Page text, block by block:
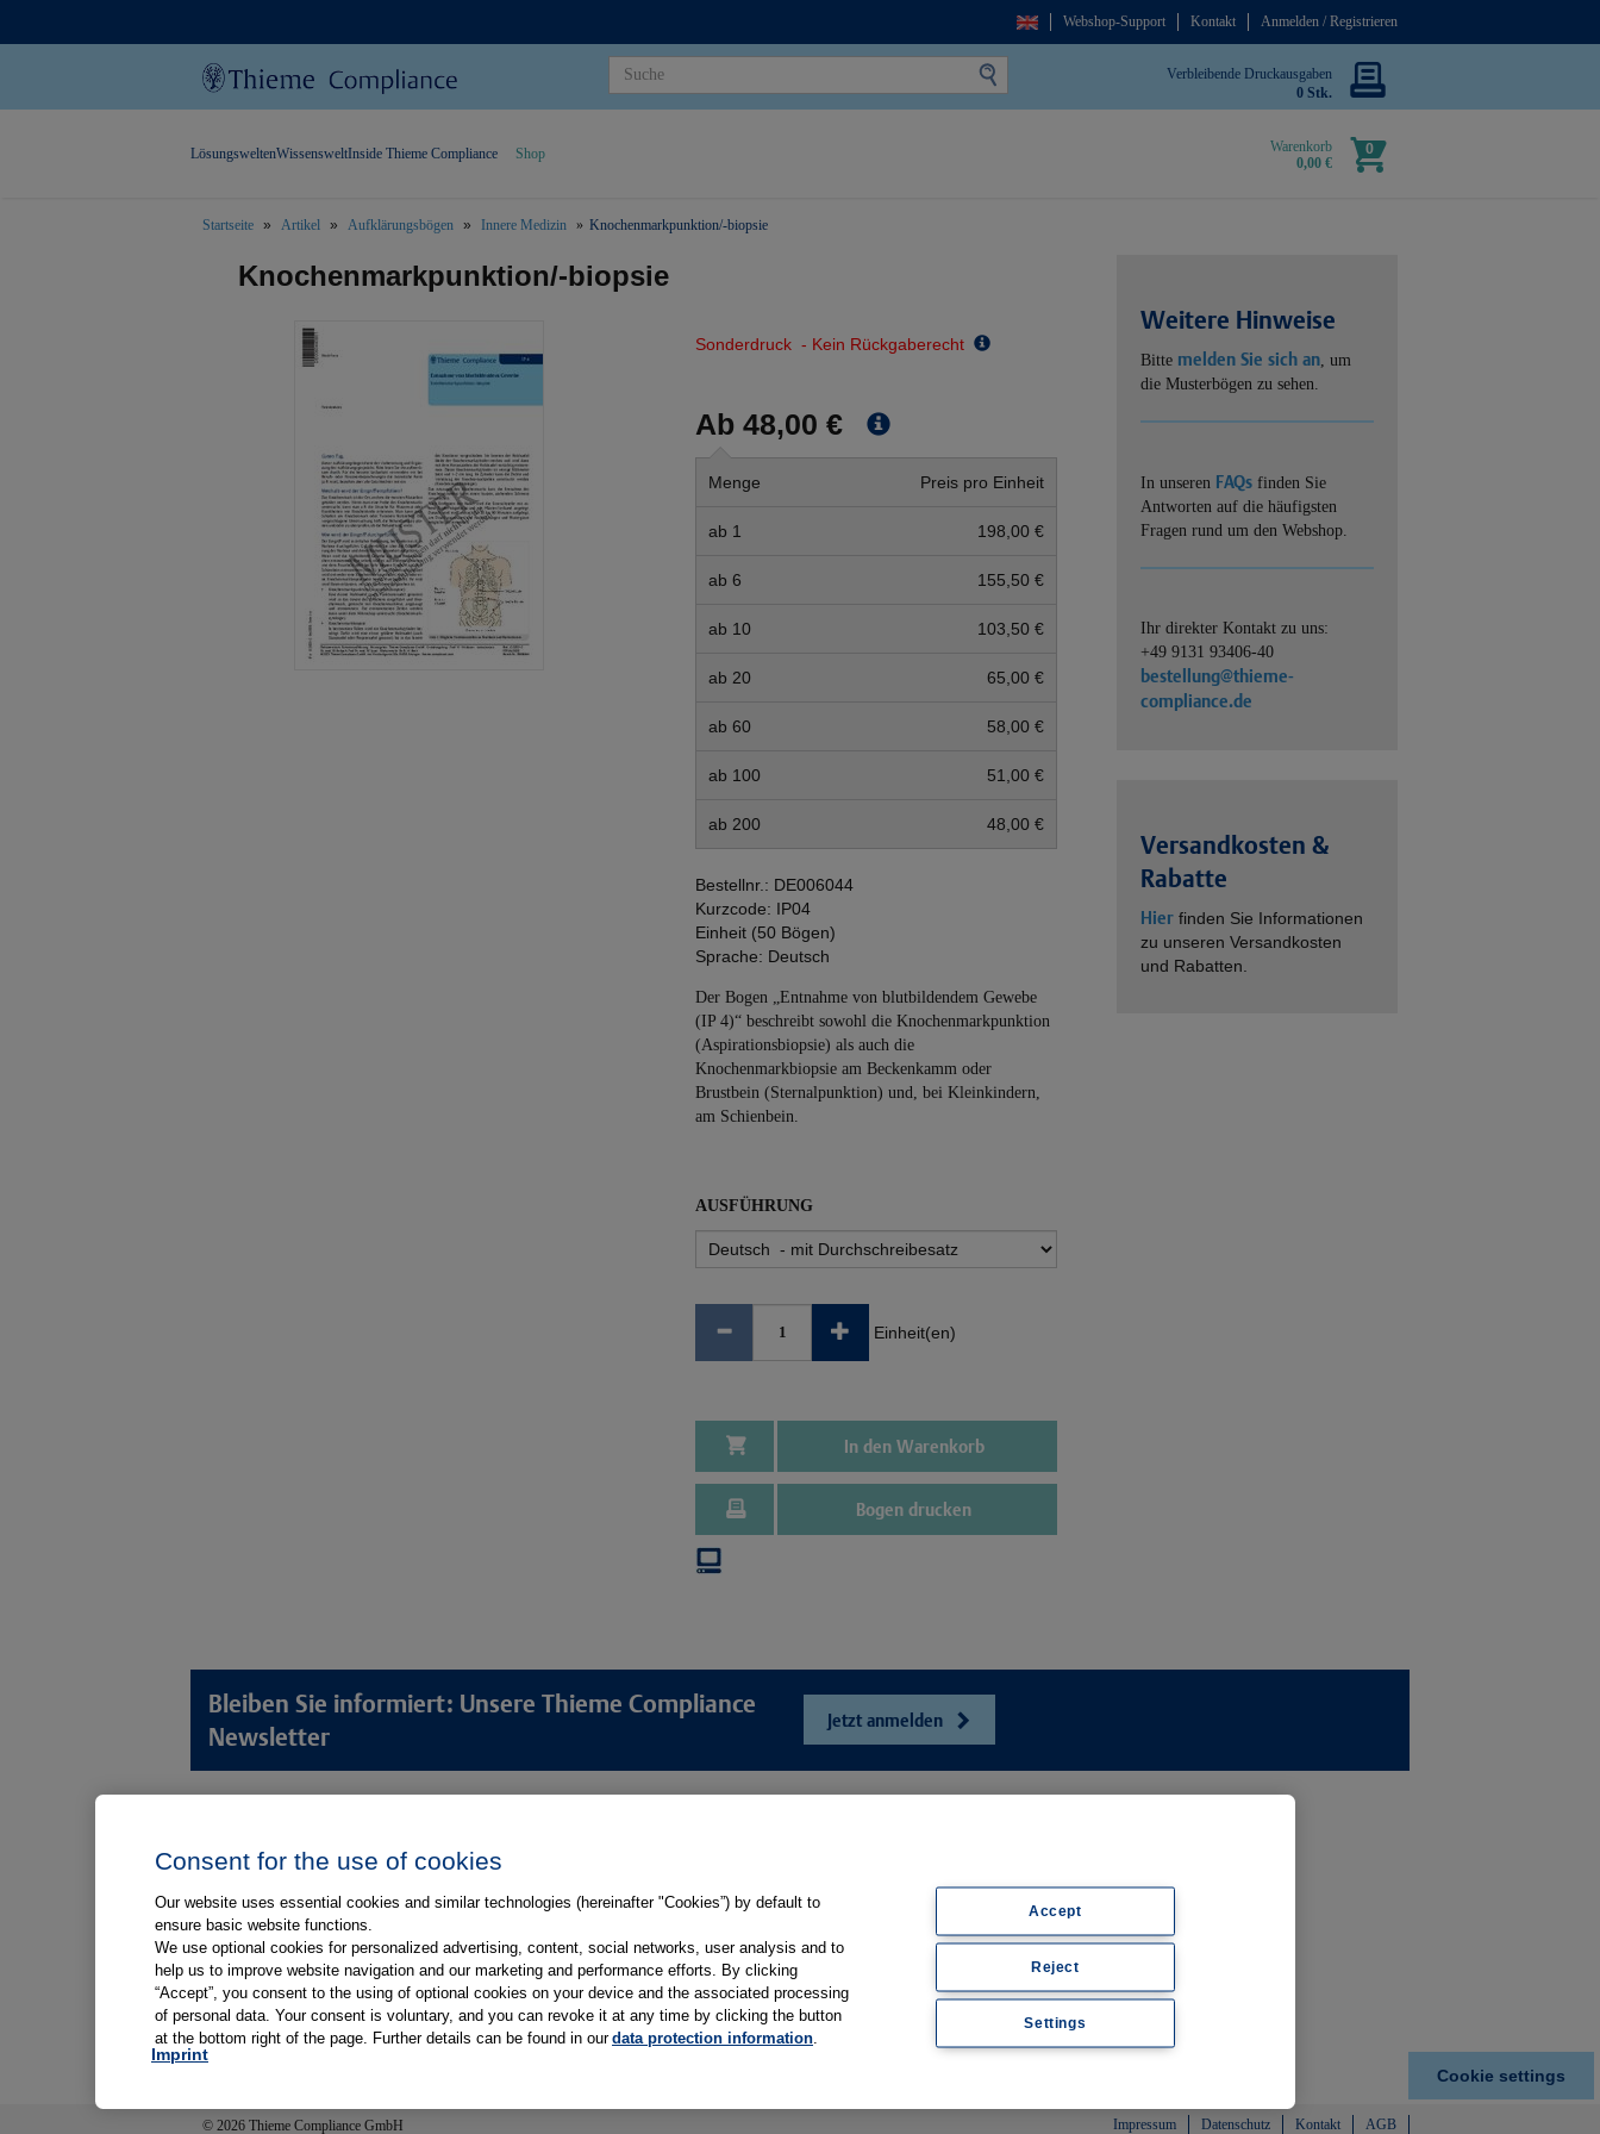
Webshop-Support Kontakt Anmelden / Registrieren
Verbleibende Druckausgaben
0 Stk.
Warenkorb
0,00 €
0
LösungsweltenWissensweltInside Thieme Compliance Shop
Startseite Artikel Aufklärungsbögen Innere Medizin Knochenmarkpunktion/-biopsie
Knochenmarkpunktion/-biopsie
Sonderdruck - Kein Rückgaberecht
Ab 48,00 €
Menge Preis pro Einheit
ab 1 198,00 €
ab 6 155,50 €
ab 10 103,50 €
ab 20 65,00 €
ab 60 58,00 €
ab 100 51,00 €
ab 200 48,00 €
Bestellnr.: DE006044
Kurzcode: IP04
Einheit (50 Bögen)
Sprache: Deutsch
Der Bogen „Entnahme von blutbildendem Gewebe
(IP 4)“ beschreibt sowohl die Knochenmarkpunktion
(Aspirationsbiopsie) als auch die
Knochenmarkbiopsie am Beckenkamm oder
Brustbein (Sternalpunktion) und, bei Kleinkindern,
am Schienbein.
AUSFÜHRUNG
Einheit(en)
In den Warenkorb
Bogen drucken
Weitere Hinweise
Bitte melden Sie sich an, um
die Musterbögen zu sehen.
In unseren FAQs finden Sie
Antworten auf die häufigsten
Fragen rund um den Webshop.
Ihr direkter Kontakt zu uns:
+49 9131 93406-40
bestellung@thieme-
compliance.de
Versandkosten &
Rabatte
Hier finden Sie Informationen
zu unseren Versandkosten
und Rabatten.
Bleiben Sie informiert: Unsere Thieme Compliance
Newsletter
Jetzt anmelden
Anamnese von Patient*innen
Aufnahme von Patient*innen
Aufklärung von Patient*innen
Kliniken
Medizinische Versorgungszentren
Arztpraxen
Digitale Lösungen
Aufklärungsbögen
Produkt-Hilfe
Support
Whitepaper & Infomaterial
Kontakt
Web-Semniare
Anwenderberichte
© 2026 Thieme Compliance GmbH Impressum Datenschutz Kontakt AGB
Consent for the use of cookies
Our website uses essential cookies and similar technologies (hereinafter "Cookies”) by default to
ensure basic website functions.
We use optional cookies for personalized advertising, content, social networks, user analysis and to
help us to improve website navigation and our marketing and performance efforts. By clicking
“Accept”, you consent to the using of optional cookies on your device and the associated processing
of personal data. Your consent is voluntary, and you can revoke it at any time by clicking the button
at the bottom right of the page. Further details can be found in ourdata protection information.
Imprint
Accept
Reject
Settings
Cookie settings